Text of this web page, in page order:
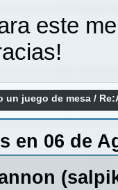
este
un juego de mesa /
en 06 de